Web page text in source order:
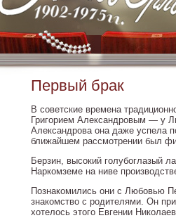
Первый брак
В советские времена
Григорием Александровым — у
Александрова она даже успела
ближайшем рассмотрении был
Берзин, высокий голубоглазый
Наркомземе на ниве
Познакомились они с Любовью
знакомство с родителями. Он
хотелось этого Евгении